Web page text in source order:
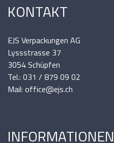
KONTAKT
EJS Verpackungen AG
Lyssstrasse 37
3054 Schüpfen
Tel.: 031 / 879 09 02
Mail: office@ejs.ch
INFORMATIONEN